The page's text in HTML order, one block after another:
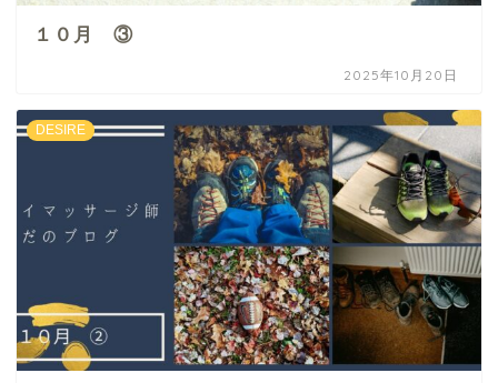
１０月 ③
2025年10月20日
DESIRE